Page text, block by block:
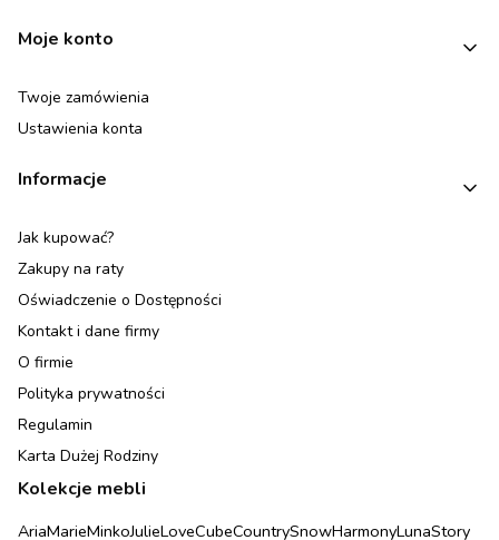
Moje konto
Twoje zamówienia
Ustawienia konta
Informacje
Jak kupować?
Zakupy na raty
Oświadczenie o Dostępności
Kontakt i dane firmy
O firmie
Polityka prywatności
Regulamin
Karta Dużej Rodziny
Kolekcje mebli
AriaMarieMinkoJulieLoveCubeCountrySnowHarmonyLunaStory